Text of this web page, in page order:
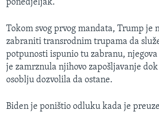
ponedjeljak.
Tokom svog prvog mandata, Trump je
zabraniti transrodnim trupama da
potpunosti ispunio tu zabranu,
je zamrznula njihovo zapošljavanje
osoblju dozvolila da ostane.
Biden je poništio odluku kada je